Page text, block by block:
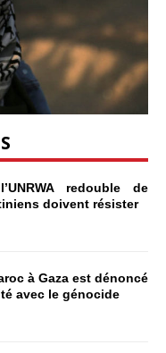
redouble de
doivent résister
à Gaza est dénoncé
avec le génocide